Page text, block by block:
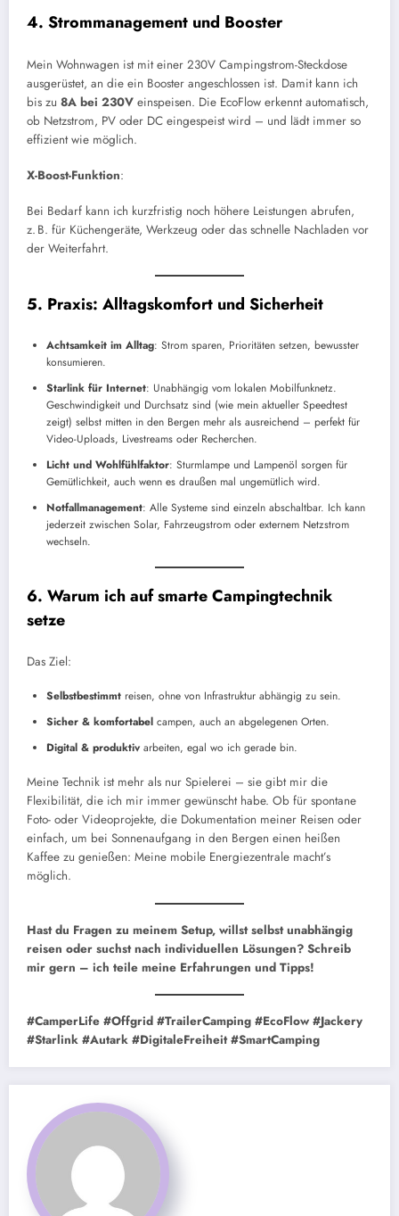
4. Strommanagement und Booster
Mein Wohnwagen ist mit einer 230V Campingstrom-Steckdose
ausgerüstet, an die ein Booster angeschlossen ist. Damit kann ich
bis zu 8A bei 230V einspeisen. Die EcoFlow erkennt automatisch,
ob Netzstrom, PV oder DC eingespeist wird – und lädt immer so
effizient wie möglich.
X-Boost-Funktion:
Bei Bedarf kann ich kurzfristig noch höhere Leistungen abrufen,
z. B. für Küchengeräte, Werkzeug oder das schnelle Nachladen vor
der Weiterfahrt.
5. Praxis: Alltagskomfort und Sicherheit
Achtsamkeit im Alltag: Strom sparen, Prioritäten setzen, bewusster
konsumieren.
Starlink für Internet: Unabhängig vom lokalen Mobilfunknetz.
Geschwindigkeit und Durchsatz sind (wie mein aktueller Speedtest
zeigt) selbst mitten in den Bergen mehr als ausreichend – perfekt für
Video-Uploads, Livestreams oder Recherchen.
Licht und Wohlfühlfaktor: Sturmlampe und Lampenöl sorgen für
Gemütlichkeit, auch wenn es draußen mal ungemütlich wird.
Notfallmanagement: Alle Systeme sind einzeln abschaltbar. Ich kann
jederzeit zwischen Solar, Fahrzeugstrom oder externem Netzstrom
wechseln.
6. Warum ich auf smarte Campingtechnik
setze
Das Ziel:
Selbstbestimmt reisen, ohne von Infrastruktur abhängig zu sein.
Sicher & komfortabel campen, auch an abgelegenen Orten.
Digital & produktiv arbeiten, egal wo ich gerade bin.
Meine Technik ist mehr als nur Spielerei – sie gibt mir die
Flexibilität, die ich mir immer gewünscht habe. Ob für spontane
Foto- oder Videoprojekte, die Dokumentation meiner Reisen oder
einfach, um bei Sonnenaufgang in den Bergen einen heißen
Kaffee zu genießen: Meine mobile Energiezentrale macht’s
möglich.
Hast du Fragen zu meinem Setup, willst selbst unabhängig
reisen oder suchst nach individuellen Lösungen? Schreib
mir gern – ich teile meine Erfahrungen und Tipps!
#CamperLife #Offgrid #TrailerCamping #EcoFlow #Jackery
#Starlink #Autark #DigitaleFreiheit #SmartCamping